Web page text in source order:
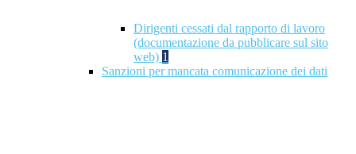
Dirigenti cessati dal rapporto di lavoro
(documentazione da pubblicare sul sito
web) 1
Sanzioni per mancata comunicazione dei dati